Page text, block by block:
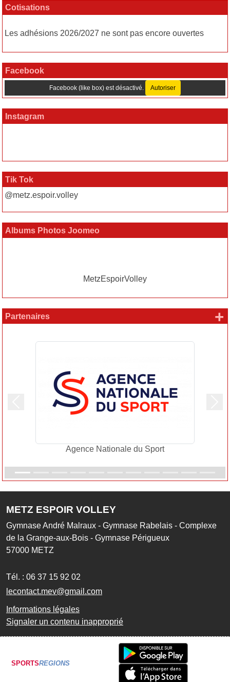
Cotisations
Les adhésions 2026/2027 ne sont pas encore ouvertes
Facebook
Facebook (like box) est désactivé. Autoriser
Instagram
Tik Tok
@metz.espoir.volley
Albums Photos Joomeo
MetzEspoirVolley
Partenaires
Agence Nationale du Sport
+
METZ ESPOIR VOLLEY
Gymnase André Malraux - Gymnase Rabelais - Complexe
de la Grange-aux-Bois - Gymnase Périgueux
57000 METZ
Tél. : 06 37 15 92 02
lecontact.mev@gmail.com
Informations légales
Signaler un contenu inapproprié
SPORTSREGIONS